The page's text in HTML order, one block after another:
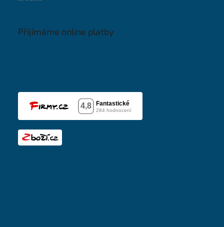
Přijímáme online platby